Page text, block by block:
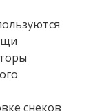
снеков